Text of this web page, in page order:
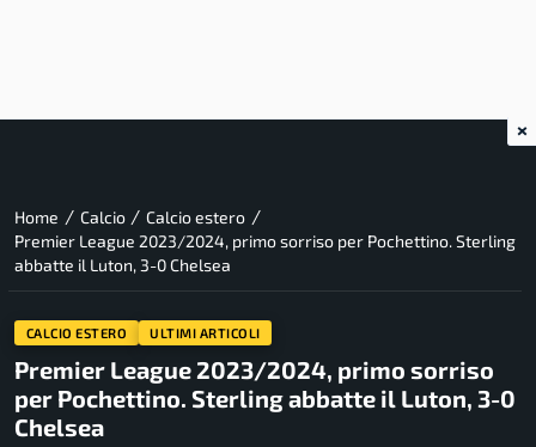
Home / Calcio / Calcio estero /
Premier League 2023/2024, primo sorriso per Pochettino. Sterling
abbatte il Luton, 3-0 Chelsea
CALCIO ESTERO ULTIMI ARTICOLI
Premier League 2023/2024, primo sorriso
per Pochettino. Sterling abbatte il Luton, 3-0
Chelsea
×